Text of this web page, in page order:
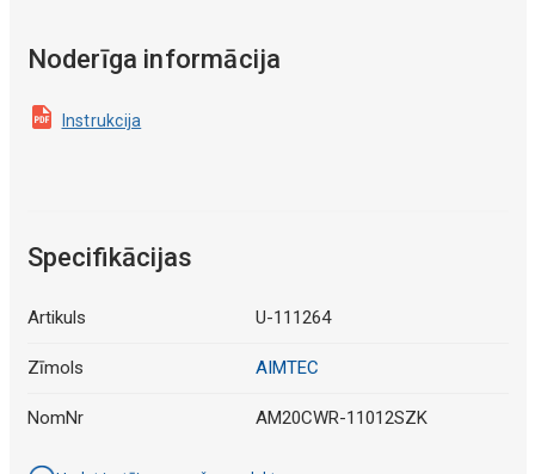
Noderīga informācija
Instrukcija
Specifikācijas
Artikuls U-111264
Zīmols AIMTEC
NomNr AM20CWR-11012SZK